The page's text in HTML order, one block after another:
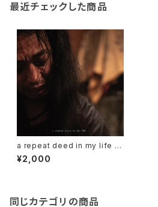
最近チェックした商品
a repeat deed in my life /
キタ(than)
¥2,000
同じカテゴリの商品